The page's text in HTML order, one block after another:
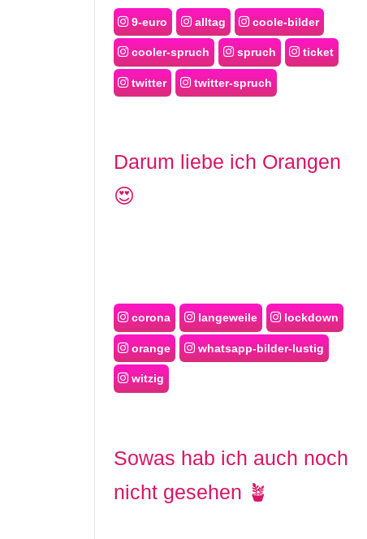
9-euro alltag coole-bilder
cooler-spruch spruch ticket
twitter twitter-spruch
Darum liebe ich Orangen
😍
corona langeweile lockdown
orange whatsapp-bilder-lustig
witzig
Sowas hab ich auch noch
nicht gesehen 🪴